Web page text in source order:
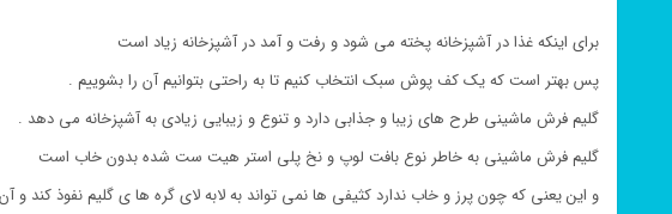
برای اینکه غذا در آشپزخانه پخته می شود و رفت و آمد در آشپزخانه زیاد است
پس بهتر است که یک کف پوش سبک انتخاب کنیم تا به راحتی بتوانیم آن را بشوییم .
گلیم فرش ماشینی طرح های زیبا و جذابی دارد و تنوع و زیبایی زیادی به آشپزخانه می دهد .
گلیم فرش ماشینی به خاطر نوع بافت لوپ و نخ پلی استر هیت ست شده بدون خاب است
و این یعنی که چون پرز و خاب ندارد کثیفی ها نمی تواند به لابه لای گره ها ی گلیم نفوذ کند و